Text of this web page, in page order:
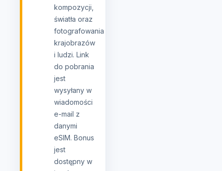
kompozycji,
światła oraz
fotografowania
krajobrazów
i ludzi. Link
do pobrania
jest
wysyłany w
wiadomości
e-mail z
danymi
eSIM. Bonus
jest
dostępny w